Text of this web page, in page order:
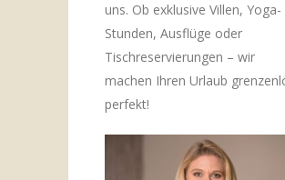
uns. Ob exklusive Villen, Yoga-
Stunden, Ausflüge oder
Tischreservierungen – wir
machen Ihren Urlaub
perfekt!